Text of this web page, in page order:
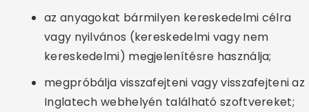
az anyagokat bármilyen kereskedelmi célra
vagy nyilvános (kereskedelmi vagy nem
kereskedelmi) megjelenítésre használja;
megpróbálja visszafejteni vagy visszafejteni az
Inglatech webhelyén található szoftvereket;